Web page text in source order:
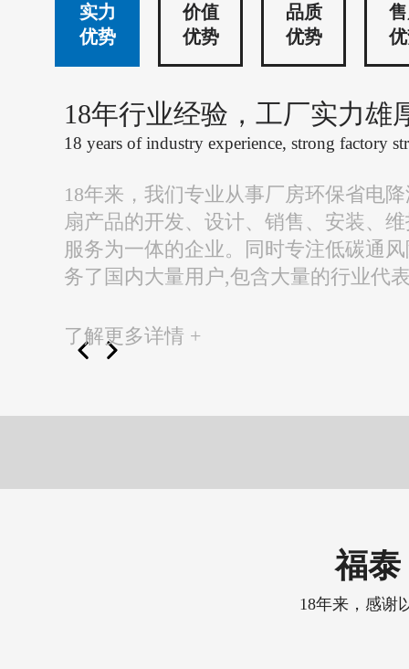
实力
优势
价值
优势
品质
优势
18年行业经验，工厂实力雄
18 years of industry experience, strong factory
18年来，我们专业从事厂房环保省电
扇产品的开发、设计、销售、安装、
服务为一体的企业。同时专注低碳通
务了国内大量用户,包含大量的行业代
了解更多详情 +
福泰
18年来，感谢